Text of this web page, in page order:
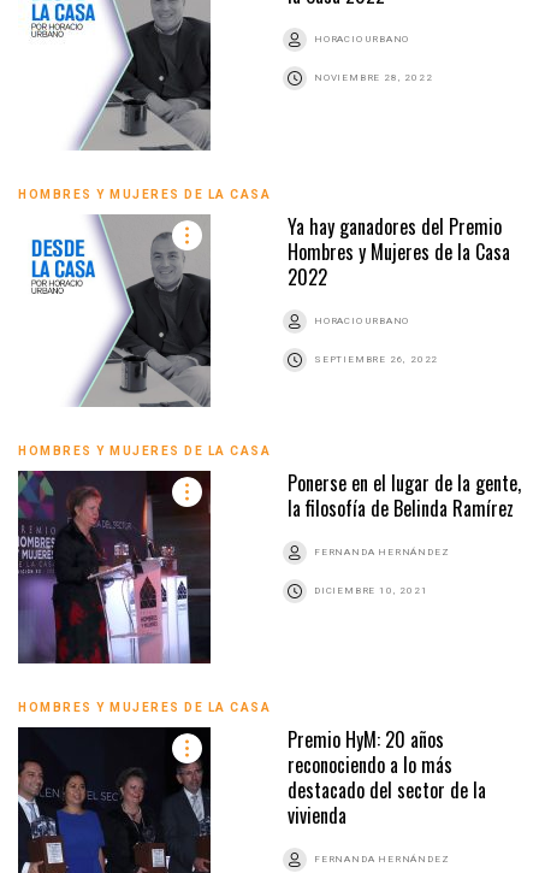
HORACIO URBANO
NOVIEMBRE 28, 2022
HOMBRES Y MUJERES DE LA CASA
Ya hay ganadores del Premio
Hombres y Mujeres de la Casa
2022
HORACIO URBANO
SEPTIEMBRE 26, 2022
HOMBRES Y MUJERES DE LA CASA
Ponerse en el lugar de la gente,
la filosofía de Belinda Ramírez
FERNANDA HERNÁNDEZ
DICIEMBRE 10, 2021
HOMBRES Y MUJERES DE LA CASA
Premio HyM: 20 años
reconociendo a lo más
destacado del sector de la
vivienda
FERNANDA HERNÁNDEZ